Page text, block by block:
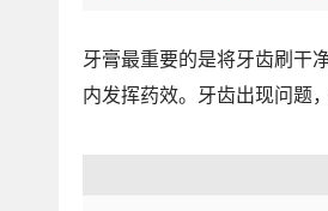
牙膏最重要的是将牙齿刷干
内发挥药效。牙齿出现问题